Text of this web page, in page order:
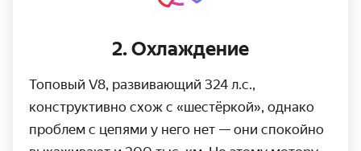
2. Охлаждение
Топовый V8, развивающий 324 л.с.,
конструктивно схож с «шестёркой», однако
проблем с цепями у него нет — они спокойно